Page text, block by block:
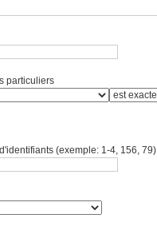
particuliers
(exemple: 1-4, 156, 79)